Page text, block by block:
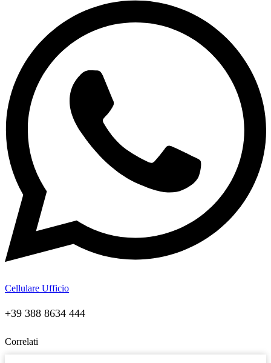
Cellulare Ufficio
+39 388 8634 444
Correlati